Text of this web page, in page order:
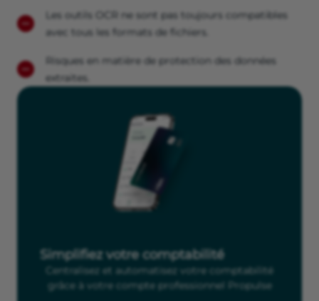
Les outils OCR ne sont pas toujours compatibles
avec tous les formats de fichiers.
Risques en matière de protection des données
extraites.
Simplifiez votre comptabilité
Centralisez et automatisez votre comptabilité
grâce à votre compte professionnel Propulse